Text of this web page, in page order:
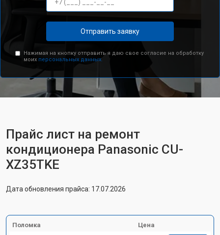
Отправить заявку
Нажимая на кнопку отправить я даю свое согласие на обработку
моих персональных данных.
Прайс лист на ремонт
кондиционера Panasonic CU-
XZ35TKE
Дата обновления прайса: 17.07.2026
Поломка Цена